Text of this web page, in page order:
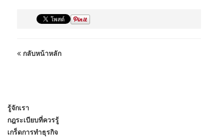
กลับหน้าหลัก
รู้จักเรา
กฎระเบียบที่ควรรู้
เกร็ดการทำธุรกิจ